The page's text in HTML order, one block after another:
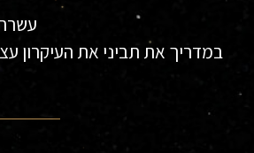
במדריך את תביני את העיקרון